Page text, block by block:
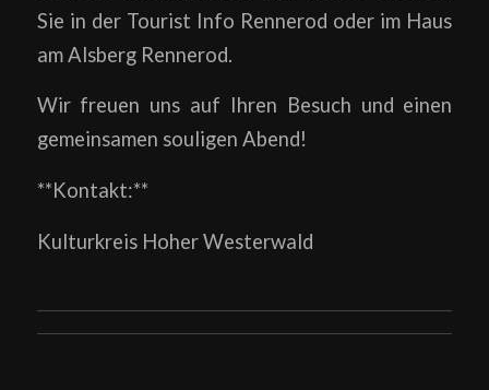
Sie in der Tourist Info Rennerod oder im Haus
am Alsberg Rennerod.
Wir freuen uns auf Ihren Besuch und einen
gemeinsamen souligen Abend!
**Kontakt:**
Kulturkreis Hoher Westerwald